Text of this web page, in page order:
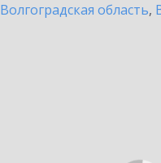
Волгоградская область,